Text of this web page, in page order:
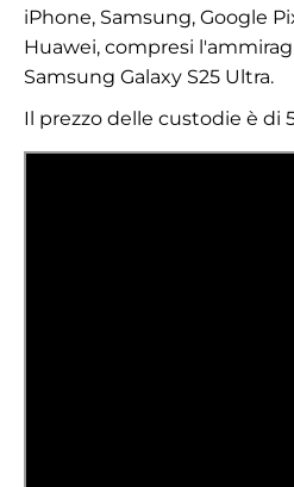
iPhone, Samsung, Google
Huawei, compresi
Samsung Galaxy S25 Ultra.
Il prezzo delle custodie è di